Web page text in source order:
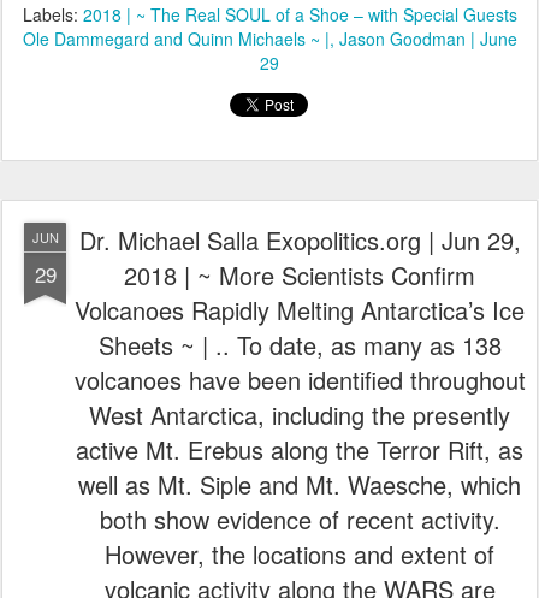
Labels: 2018 | ~ The Real SOUL of a Shoe – with Special Guests
Ole Dammegard and Quinn Michaels ~ | Jason Goodman | June
29
JUN
29
Dr. Michael Salla Exopolitics.org | Jun 29,
2018 | ~ More Scientists Confirm
Volcanoes Rapidly Melting Antarctica’s Ice
Sheets ~ | .. To date, as many as 138
volcanoes have been identified throughout
West Antarctica, including the presently
active Mt. Erebus along the Terror Rift, as
well as Mt. Siple and Mt. Waesche, which
both show evidence of recent activity.
However, the locations and extent of
volcanic activity along the WARS are